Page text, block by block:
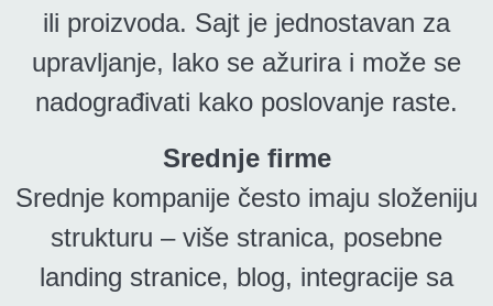
ili proizvoda. Sajt je jednostavan za
upravljanje, lako se ažurira i može se
nadograđivati kako poslovanje raste.
Srednje firme
Srednje kompanije često imaju složeniju
strukturu – više stranica, posebne
landing stranice, blog, integracije sa